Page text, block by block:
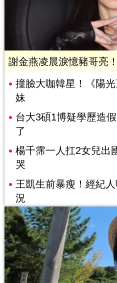
謝金燕凌晨淚憶豬哥亮
撞臉大咖韓星！《陽
妹
台大3碩1博疑學歷造
了
楊千霈一人扛2女兒出
哭
王凱生前暴瘦！經紀
況